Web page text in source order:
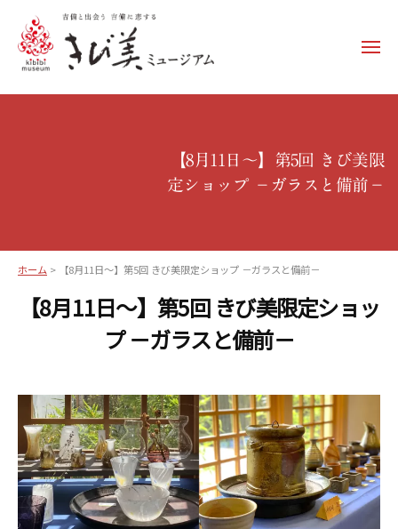
き
ア
ム
b
b
i
m
u
メ
ー
【8月11日～】第5回 きび美限
定ショップ －ガラスと備前－
ホーム > 【8月11日～】第5回 きび美限定ショップ －ガラスと備前－
【8月11日～】第5回 きび美限定ショッ
プ －ガラスと備前－